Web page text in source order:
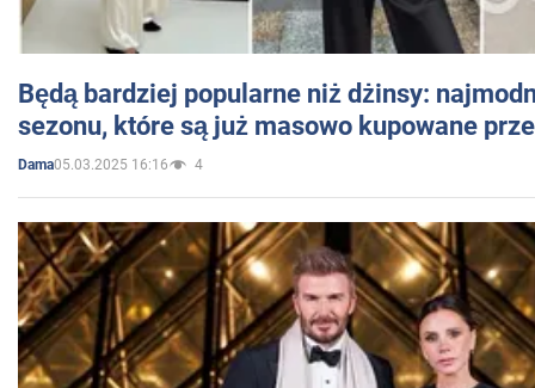
Będą bardziej popularne niż dżinsy:
sezonu, które są już masowo kupowane
Dama05.03.2025 16:16 4